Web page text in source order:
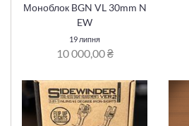
Моноблок BGN VL 30mm N
EW
19 липня
10 000,00 ₴